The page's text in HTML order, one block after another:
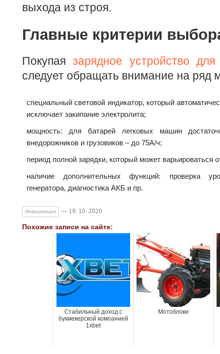
выхода из строя.
Главные критерии
Покупаязарядное устройство
следует обращать внимание на ряд
специальный световой индикатор, который
исключает закипание электролита;
мощность: для батарей легковых машин
внедорожников и грузовиков – до 75А/ч;
период полной зарядки, который может варьироваться
наличие дополнительных функций: проверка
генератора, диагностика АКБ и пр.
Информация — 19. 10. 2020
Похожие записи на сайте:
Стабильный доход с
букмекерской компанией
1xbet
Мотоблоки